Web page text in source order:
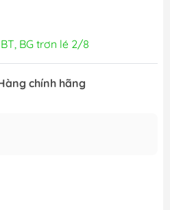
BG trơn lé 2/8
chính hãng